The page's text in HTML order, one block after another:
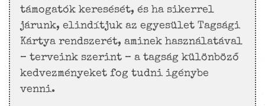
támogatók keresését, és ha sikerrel
járunk, elindítjuk az egyesület Tagsági
Kártya rendszerét, aminek használatával
– terveink szerint – a tagság különböző
kedvezményeket fog tudni igénybe
venni.